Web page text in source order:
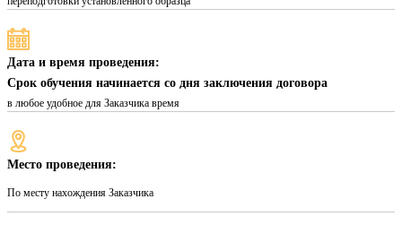
Дата и время проведения:
Срок обучения начинается со дня заключения договора
в любое удобное для Заказчика время
Место проведения:
По месту нахождения Заказчика